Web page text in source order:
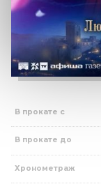
В прокате с
В прокате до
Хронометраж